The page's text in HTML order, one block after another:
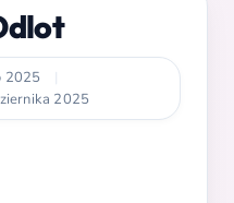
2025
|
2025